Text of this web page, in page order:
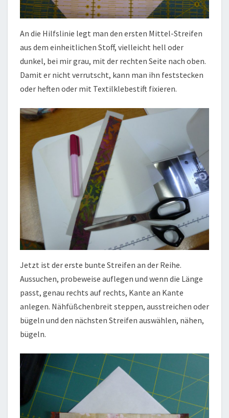
An die Hilfslinie legt man den ersten Mittel-Streifen
aus dem einheitlichen Stoff, vielleicht hell oder
dunkel, bei mir grau, mit der rechten Seite nach oben.
Damit er nicht verrutscht, kann man ihn feststecken
oder heften oder mit Textilklebestift fixieren.
Jetzt ist der erste bunte Streifen an der Reihe.
Aussuchen, probeweise auflegen und wenn die Länge
passt, genau rechts auf rechts, Kante an Kante
anlegen. Nähfüßchenbreit steppen, ausstreichen oder
bügeln und den nächsten Streifen auswählen, nähen,
bügeln.